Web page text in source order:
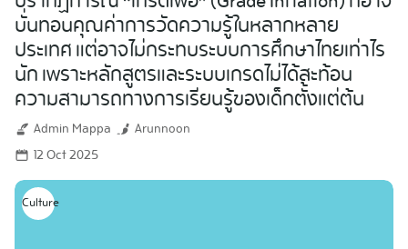
บั่นทอนคุณค่าการวัดความรู้ในหลากหลาย
ประเทศ แต่อาจไม่กระทบระบบการศึกษาไทยเท่าไร
นัก เพราะหลักสูตรและระบบเกรดไม่ได้สะท้อน
ความสามารถทางการเรียนรู้ของเด็กตั้งแต่ต้น
Admin Mappa
Arunnoon
12 Oct 2025
Culture